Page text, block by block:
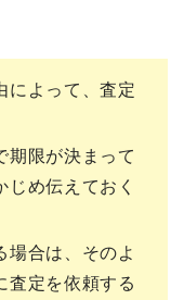
によって、査定
期限が決まって
め伝えておく
場合は、そのよ
査定を依頼する